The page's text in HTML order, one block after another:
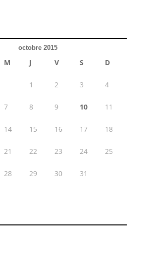
octobre 2015
M J V S D
1 2 3 4
7 8 9 10 11
14 15 16 17 18
21 22 23 24 25
28 29 30
31